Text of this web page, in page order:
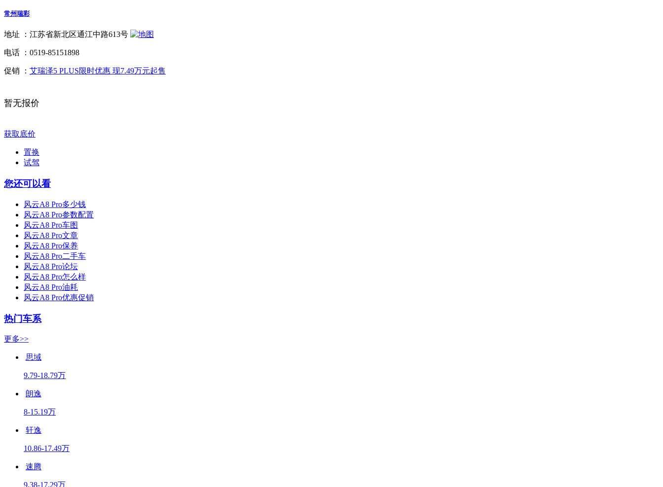
常州瑞彩
地址 ： 江苏省新北区通江中路613号
电话 ： 0519-85151898
促销 ： 艾瑞泽5 PLUS限时优惠 现7.49万元起售
暂无报价
获取底价
置换
试驾
您还可以看
风云A8 Pro多少钱
风云A8 Pro参数配置
风云A8 Pro车图
风云A8 Pro文章
风云A8 Pro保养
风云A8 Pro二手车
风云A8 Pro论坛
风云A8 Pro怎么样
风云A8 Pro油耗
风云A8 Pro优惠促销
热门车系
更多>>
思域
9.79-18.79万
朗逸
8-15.19万
轩逸
10.86-17.49万
速腾
9.38-17.29万